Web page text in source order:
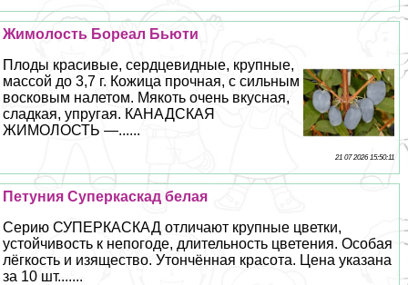
Жимолость Бореал Бьюти
Плоды красивые, сердцевидные, крупные,
массой до 3,7 г. Кожица прочная, с сильным
восковым налетом. Мякоть очень вкусная,
сладкая, упругая. КАНАДСКАЯ
ЖИМОЛОСТЬ —......
21 07 2026 15:50:11
Петуния Суперкаскад белая
Серию СУПЕРКАСКАД отличают крупные цветки,
устойчивость к непогоде, длительность цветения. Особая
лёгкость и изящество. Утончённая красота. Цена указана
за 10 шт.......